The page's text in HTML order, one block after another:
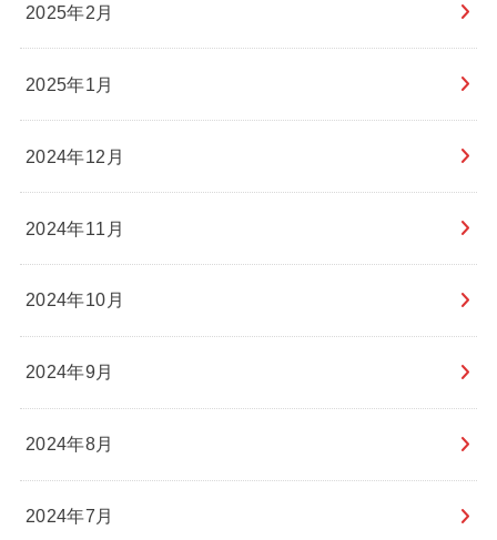
2025年2月
2025年1月
2024年12月
2024年11月
2024年10月
2024年9月
2024年8月
2024年7月